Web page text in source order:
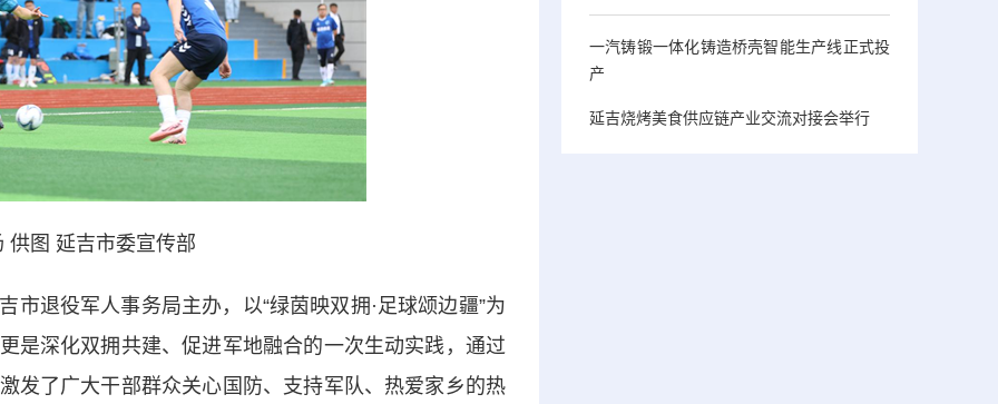
供图 延吉市委宣传部
役军人事务局主办，以“绿茵映双拥·足球颂边疆”为
是深化双拥共建、促进军地融合的一次生动实践，通过
发了广大干部群众关心国防、支持军队、热爱家乡的热
一汽铸锻一体化铸造桥壳智能生产线正式投
产
延吉烧烤美食供应链产业交流对接会举行